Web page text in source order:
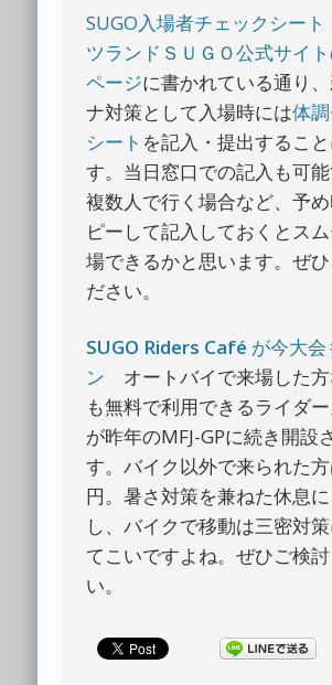
SUGO入場者チェックシート
ツランドＳＵＧＯ公式サイ
ページに書かれている通り
ナ対策として入場時には体
シート を記入・提出するこ
す。当日窓口での記入も可能
複数人で行く場合など、予
ピーして記入しておくとス
場できるかと思います。ぜひ
ださい。
SUGO Riders Café が今大
ン オートバイで来場した
も無料で利用できるライダ
が昨年のMFJ-GPに続き開設
す。バイク以外で来られた
円。暑さ対策を兼ねた休息
し、バイクで移動は三密対
てこいですよね。ぜひご検
い。